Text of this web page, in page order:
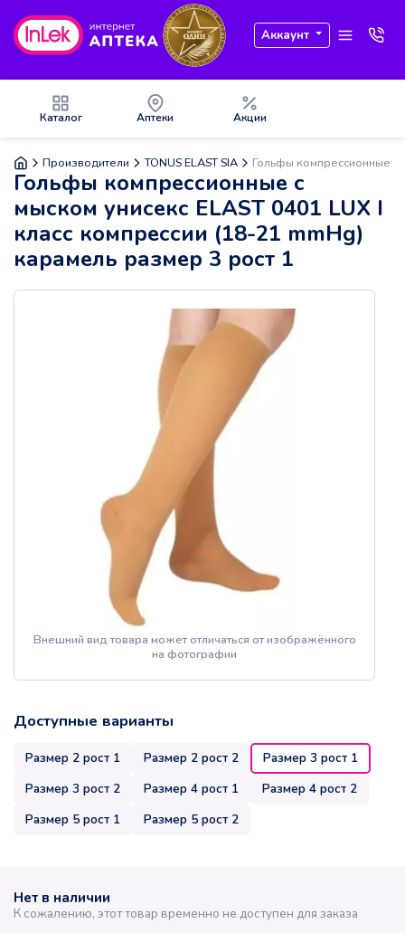
Аккаунт
Каталог Аптеки Акции
Производители TONUS ELAST SIA Гольфы компрессионные с
Гольфы компрессионные с
мыском унисекс ELAST 0401 LUX I
класс компрессии (18-21 mmHg)
карамель размер 3 рост 1
Внешний вид товара может отличаться от изображённого
на фотографии
Доступные варианты
Размер 2 рост 1 Размер 2 рост 2
Размер 3 рост 1
Размер 3 рост 2
Размер 4 рост 1
Размер 4 рост 2
Размер 5 рост 1
Размер 5 рост 2
Нет в наличии
К сожалению, этот товар временно не доступен для заказа